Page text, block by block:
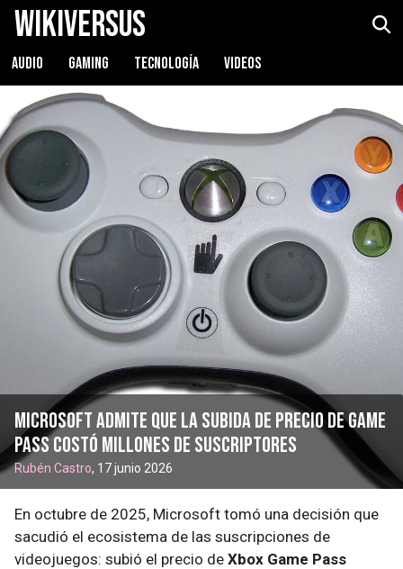
WikiVersus
AUDIO GAMING TECNOLOGÍA VIDEOS
Microsoft admite que la subida de precio de Game
Pass costó millones de suscriptores
Rubén Castro, 17 junio 2026
En octubre de 2025, Microsoft tomó una decisión que
sacudió el ecosistema de las suscripciones de
videojuegos: subió el precio de Xbox Game Pass